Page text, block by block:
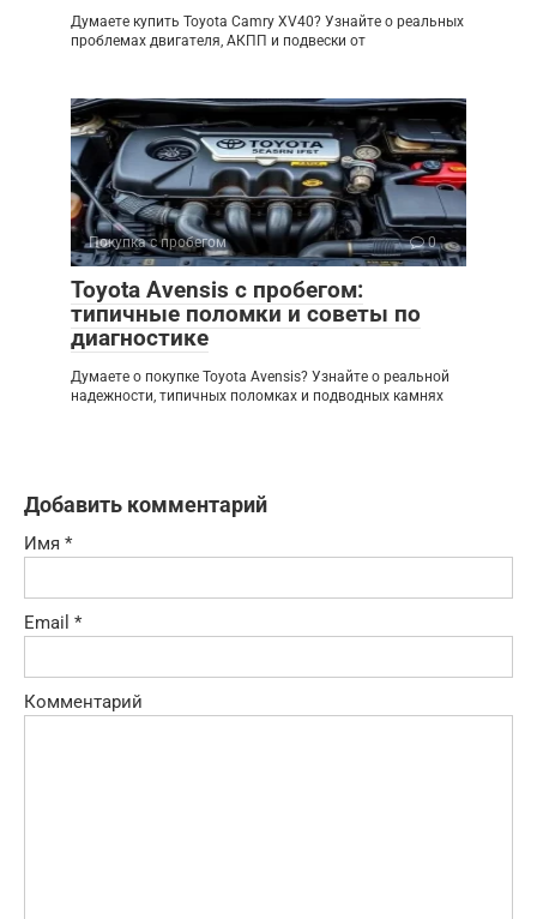
Думаете купить Toyota Camry XV40? Узнайте о реальных
проблемах двигателя, АКПП и подвески от
Покупка с пробегом 0
Toyota Avensis с пробегом:
типичные поломки и советы по
диагностике
Думаете о покупке Toyota Avensis? Узнайте о реальной
надежности, типичных поломках и подводных камнях
Добавить комментарий
Имя *
Email *
Комментарий